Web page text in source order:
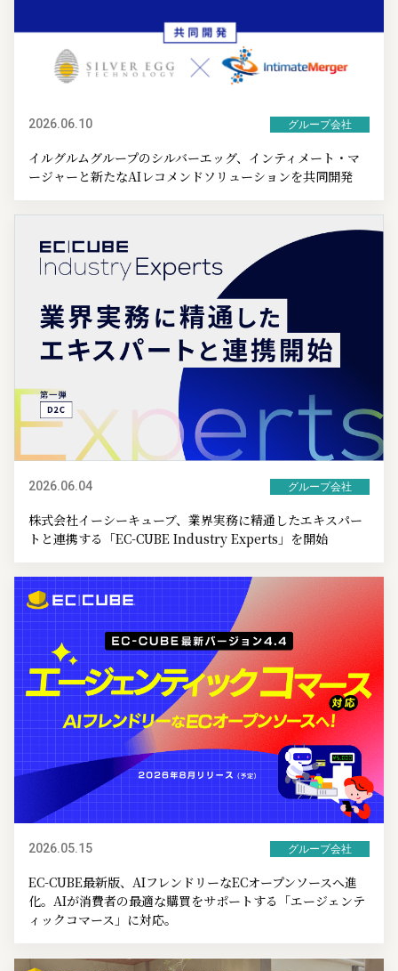
2026.06.10 グループ会社
イルグルムグループのシルバーエッグ、インティメート・マ
ージャーと新たなAIレコメンドソリューションを共同開発
2026.06.04 グループ会社
株式会社イーシーキューブ、業界実務に精通したエキスパー
トと連携する「EC-CUBE Industry Experts」を開始
2026.05.15 グループ会社
EC-CUBE最新版、AIフレンドリーなECオープンソースへ進
化。AIが消費者の最適な購買をサポートする「エージェンテ
ィックコマース」に対応。